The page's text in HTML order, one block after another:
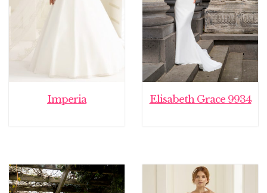
Imperia Elisabeth Grace 9934